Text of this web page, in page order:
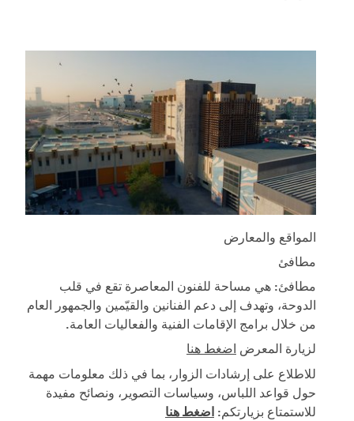
المواقع والمعارض
مطافئ
مطافئ: هي مساحة للفنون المعاصرة تقع في قلب
الدوحة، وتهدف إلى دعم الفنانين والقيّمين والجمهور العام
من خلال برامج الإقامات الفنية والفعاليات العامة.
لزيارة المعرض اضغط هنا
للاطلاع على إرشادات الزوار، بما في ذلك معلومات مهمة
حول قواعد اللباس، وسياسات التصوير، ونصائح مفيدة
للاستمتاع بزيارتكم: اضغط هنا